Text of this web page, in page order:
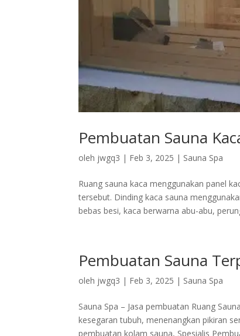
Pembuatan Sauna
oleh jwgq3 | Feb 3, 2025 | Sauna Spa
Ruang sauna kaca menggunakan panel
tersebut. Dinding kaca sauna
bebas besi, kaca berwarna abu-abu,
Pembuatan Sauna
oleh jwgq3 | Feb 3, 2025 | Sauna Spa
Sauna Spa – Jasa pembuatan Ruang
kesegaran tubuh, menenangkan pikiran
pembuatan kolam sauna, Spesialis